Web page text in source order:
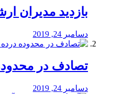
بازدید مدیران
دسامبر 24, 2019
تصادف در
دسامبر 24, 2019